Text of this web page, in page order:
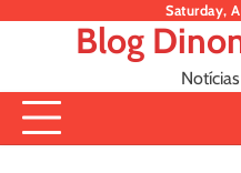
Saturday,
Blog